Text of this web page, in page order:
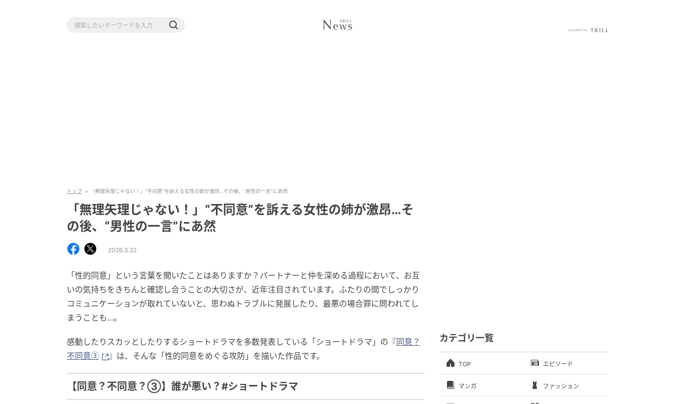
トップ 「無理矢理じゃない！」“不同意”を訴える女性の姉が激昂…その後、“男性の一言”にあ然
「無理矢理じゃない！」“不同意”を訴える女性の姉が激昂…そ
の後、“男性の一言”にあ然
2026.3.22
「性的同意」という言葉を聞いたことはありますか？パートナーと仲を深める過程において、お互
いの気持ちをきちんと確認し合うことの大切さが、近年注目されています。ふたりの間でしっかり
コミュニケーションが取れていないと、思わぬトラブルに発展したり、最悪の場合罪に問われてし
まうことも…。
感動したりスカッとしたりするショートドラマを多数発表している「ショートドラマ」の『同意？
不同意③
』は、そんな「性的同意をめぐる攻防」を描いた作品です。
【同意？不同意？③】誰が悪い？#ショートドラマ
カテゴリ一覧
TOP エピソード
マンガ ファッション